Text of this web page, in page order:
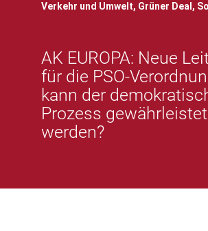
Verkehr und Umwelt, Grüner Deal,
AK EUROPA: Neue
für die PSO-
kann der
Prozess gewährleistet
werden?